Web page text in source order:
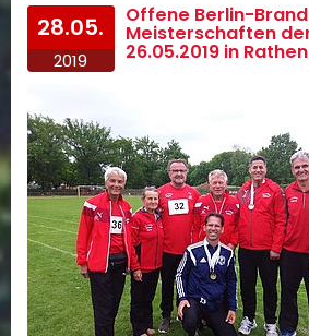
28.05.
2019
Offene Berlin-
Meisterschaften
26.05.2019 in